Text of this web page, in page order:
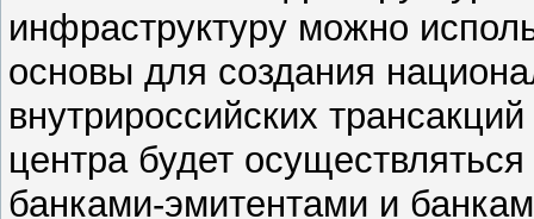
инфраструктуру можно
основы для создания
внутрироссийских
центра будет
банками-эмитентами и